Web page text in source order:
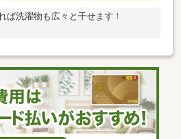
ば洗濯物も広々と干せます！